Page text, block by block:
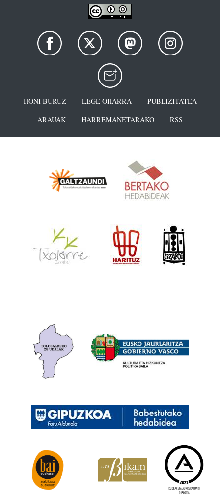
HONI BURUZ LEGE OHARRA
PUBLIZITATEA
ARAUAK
HARREMANETARAKO RSS